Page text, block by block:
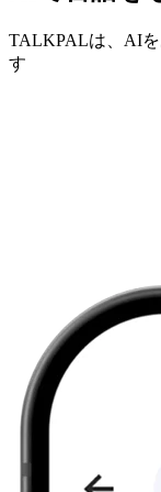
TALKPALは、AI
す